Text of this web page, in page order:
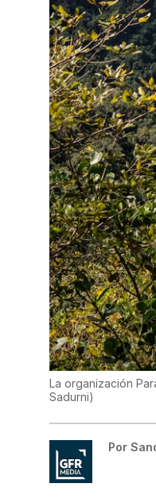
La organización
Sadurni)
Por